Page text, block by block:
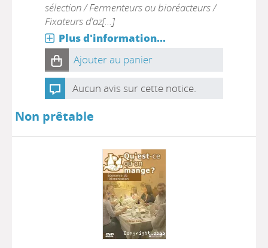
sélection / Fermenteurs ou bioréacteurs /
Fixateurs d'az[...]
Plus d'information...
Ajouter au panier
Aucun avis sur cette notice.
Non prêtable